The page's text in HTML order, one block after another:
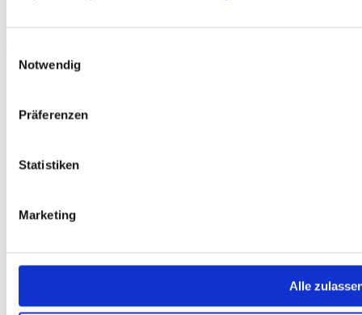
Notwendig
Präferenzen
Statistiken
Marketing
Alle
Newsletter
Widerrufsbelehrung
Versandkosten
Erklärung zur Barrierefreiheit
Produkte